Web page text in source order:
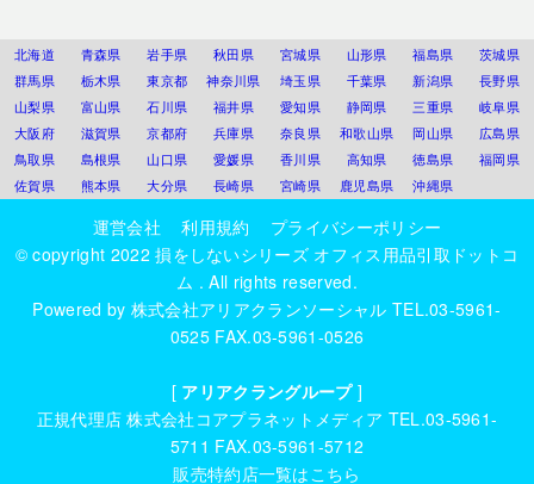
北海道 青森県 岩手県 秋田県 宮城県 山形県 福島県
茨城県
群馬県
栃木県 東京都 神奈川県 埼玉県 千葉県 新潟県
長野県
山梨県
富山県 石川県 福井県 愛知県 静岡県 三重県
岐阜県
大阪府
滋賀県 京都府 兵庫県 奈良県 和歌山県 岡山県
広島県
鳥取県
島根県 山口県 愛媛県 香川県 高知県 徳島県
福岡県
佐賀県
熊本県 大分県 長崎県 宮崎県 鹿児島県 沖縄県
運営会社 利用規約
プライバシーポリシー
© copyright 2022損をしないシリーズ オフィス用品引取ドットコ
ム . All rights reserved.
Powered by 株式会社アリアクランソーシャル TEL.03-5961-
0525 FAX.03-5961-0526
[ アリアクラングループ]
正規代理店株式会社コアプラネットメディア TEL.03-5961-
5711 FAX.03-5961-5712
販売特約店一覧はこちら